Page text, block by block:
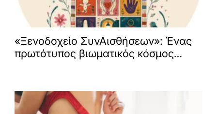
«Ξενοδοχείο ΣυνΑισθήσεων»: Ένας
πρωτότυπος βιωματικός κόσμος